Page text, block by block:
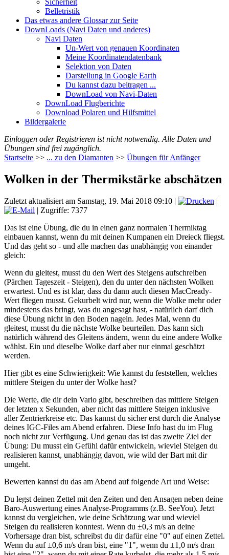
Sicherheit
Belletristik
Das etwas andere Glossar zur Seite
DownLoads (Navi Daten und anderes)
Navi Daten
Un-Wert von genauen Koordinaten
Meine Koordinatendatenbank
Selektion von Daten
Darstellung in Google Earth
Du kannst dazu beitragen ...
DownLoad von Navi-Daten
DownLoad Flugberichte
Download Polaren und Hilfsmittel
Bildergalerie
Einloggen oder Registrieren ist nicht notwendig. Alle Daten und
Übungen sind frei zugänglich.
Startseite >> ... zu den Diamanten >> Übungen für Anfänger
Wolken in der Thermikstärke abschätzen
Zuletzt aktualisiert am Samstag, 19. Mai 2018 09:10 |
|
| Zugriffe: 7377
Das ist eine Übung, die du in einen ganz normalen Thermiktag
einbauen kannst, wenn du mit deinen Kumpanen ein Dreieck fliegst.
Und das geht so - und alle machen das unabhängig von einander
gleich:
Wenn du gleitest, musst du den Wert des Steigens aufschreiben
(Pärchen Tageszeit - Steigen), den du unter den nächsten Wolken
erwartest. Und es ist klar, dass du dann auch diesen MacCready-
Wert fliegen musst. Gekurbelt wird nur, wenn die Wolke mehr oder
mindestens das bringt, was du angesagt hast, - natürlich darf dich
diese Übung nicht in den Boden nageln. Jedes Mal, wenn du
gleitest, musst du die nächste Wolke beurteilen. Das kann sich
natürlich während des Gleitens ändern, wenn du eine andere Wolke
wählst. Ein und dieselbe Wolke darf aber nur einmal geschätzt
werden.
Hier gibt es eine Schwierigkeit: Wie kannst du feststellen, welches
mittlere Steigen du unter der Wolke hast?
Die Werte, die dir dein Vario gibt, beschreiben das mittlere Steigen
der letzten x Sekunden, aber nicht das mittlere Steigen inklusive
aller Zentrierkreise etc. Das kannst du sicher erst durch die Analyse
deines IGC-Files am Abend erfahren. Diese Info hast du im Flug
noch nicht zur Verfügung. Und genau das ist das zweite Ziel der
Übung: Du musst ein Gefühl dafür entwickeln, wieviel Steigen du
realisieren kannst, unabhängig davon, wie wild der Bart mit dir
umgeht.
Bewerten kannst du das am Abend auf folgende Art und Weise:
Du legst deinen Zettel mit den Zeiten und den Ansagen neben deine
Baro-Auswertung eines Analyse-Programms (z.B. SeeYou). Jetzt
kannst du vergleichen, wie deine Schätzung war und wieviel
Steigen du realisieren konntest. Wenn du ±0,3 m/s an deine
Vorhersage dran bist, schreibst du dir dafür eine "0" auf einen Zettel.
Wenn du auf ±0,6 m/s dran bist, eine "1", wenn du ±1,0 m/s dran